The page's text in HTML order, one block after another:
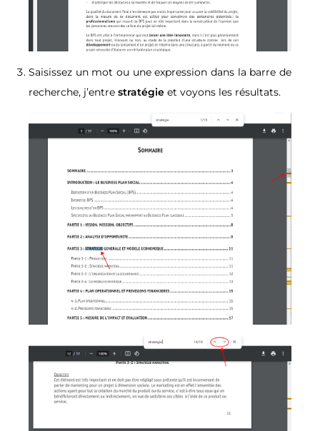
Saisissez un mot ou une expression dans la barre de
recherche, j’entre stratégie et voyons les résultats.